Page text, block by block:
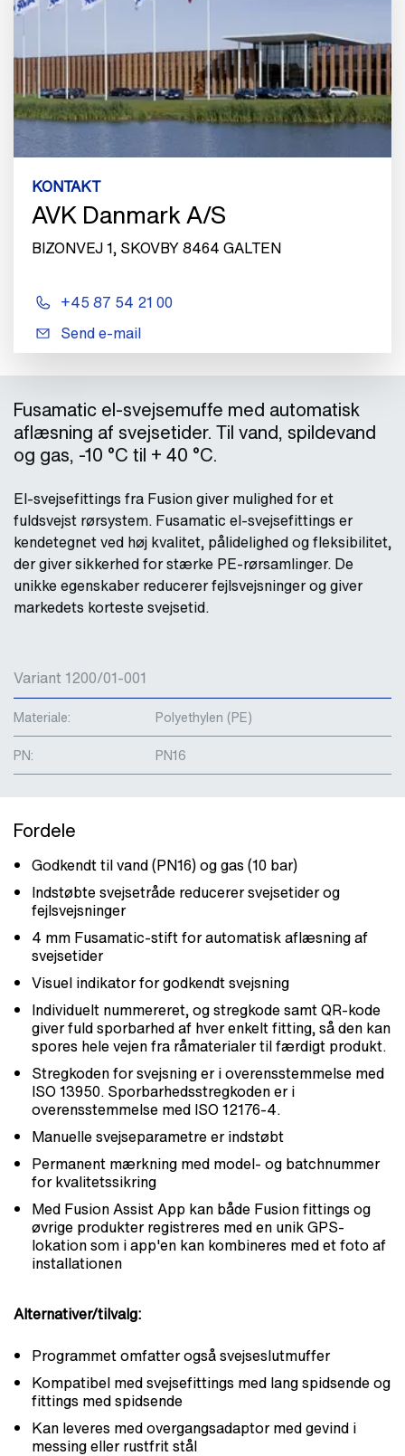
KONTAKT
AVK Danmark A/S
BIZONVEJ 1, SKOVBY 8464 GALTEN
+45 87 54 21 00
Send e-mail
Fusamatic el-svejsemuffe med automatisk
aflæsning af svejsetider. Til vand, spildevand
og gas, -10 °C til + 40 °C.
El-svejsefittings fra Fusion giver mulighed for et
fuldsvejst rørsystem. Fusamatic el-svejsefittings er
kendetegnet ved høj kvalitet, pålidelighed og fleksibilitet,
der giver sikkerhed for stærke PE-rørsamlinger. De
unikke egenskaber reducerer fejlsvejsninger og giver
markedets korteste svejsetid.
Variant 1200/01-001
Materiale:
Polyethylen (PE)
PN:
PN16
Fordele
Godkendt til vand (PN16) og gas (10 bar)
Indstøbte svejsetråde reducerer svejsetider og
fejlsvejsninger
4 mm Fusamatic-stift for automatisk aflæsning af
svejsetider
Visuel indikator for godkendt svejsning
Individuelt nummereret, og stregkode samt QR-kode
giver fuld sporbarhed af hver enkelt fitting, så den kan
spores hele vejen fra råmaterialer til færdigt produkt.
Stregkoden for svejsning er i overensstemmelse med
ISO 13950. Sporbarhedsstregkoden er i
overensstemmelse med ISO 12176-4.
Manuelle svejseparametre er indstøbt
Permanent mærkning med model- og batchnummer
for kvalitetssikring
Med Fusion Assist App kan både Fusion fittings og
øvrige produkter registreres med en unik GPS-
lokation som i app'en kan kombineres med et foto af
installationen
Alternativer/tilvalg:
Programmet omfatter også svejseslutmuffer
Kompatibel med svejsefittings med lang spidsende og
fittings med spidsende
Kan leveres med overgangsadaptor med gevind i
messing eller rustfrit stål